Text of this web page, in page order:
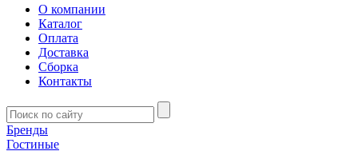
О компании
Каталог
Оплата
Доставка
Сборка
Контакты
Бренды
Гостиные